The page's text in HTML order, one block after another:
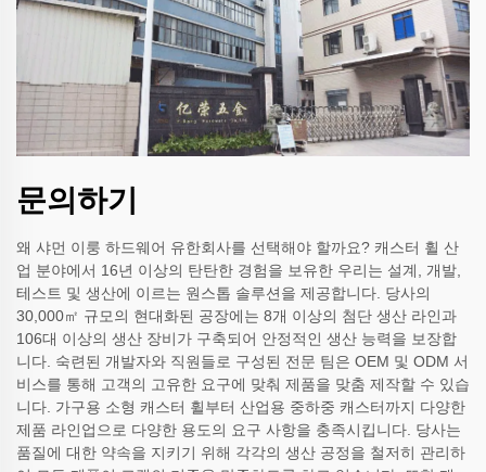
문의하기
왜 샤먼 이룽 하드웨어 유한회사를 선택해야 할까요? 캐스터 휠 산
업 분야에서 16년 이상의 탄탄한 경험을 보유한 우리는 설계, 개발,
테스트 및 생산에 이르는 원스톱 솔루션을 제공합니다. 당사의
30,000㎡ 규모의 현대화된 공장에는 8개 이상의 첨단 생산 라인과
106대 이상의 생산 장비가 구축되어 안정적인 생산 능력을 보장합
니다. 숙련된 개발자와 직원들로 구성된 전문 팀은 OEM 및 ODM 서
비스를 통해 고객의 고유한 요구에 맞춰 제품을 맞춤 제작할 수 있습
니다. 가구용 소형 캐스터 휠부터 산업용 중하중 캐스터까지 다양한
제품 라인업으로 다양한 용도의 요구 사항을 충족시킵니다. 당사는
품질에 대한 약속을 지키기 위해 각각의 생산 공정을 철저히 관리하